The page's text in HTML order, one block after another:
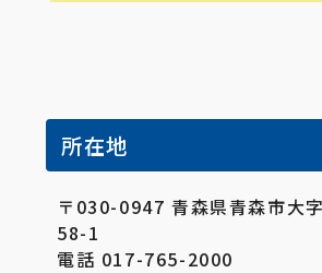
所在地
〒030-0947 青森県青森市大
58-1
電話 017-765-2000